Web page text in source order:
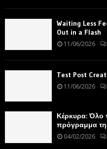
Waiting Less
Out in a Flash
11/06/2026
Test Post
11/06/2026
Κέρκυρα: Όλο
πρόγραμμα
04/02/2026